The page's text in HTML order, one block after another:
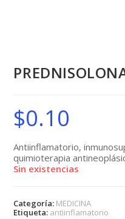
$0.10
Antiinflamatorio,
quimioterapia
Sin existencias
Categoría: MEDICINA
Etiqueta: antiinflamatorio